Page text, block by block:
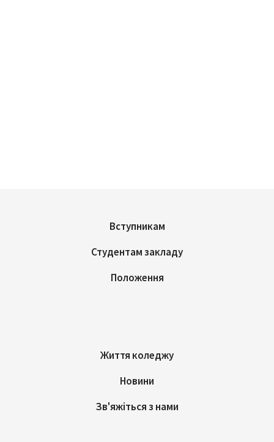
Вступникам
Студентам закладу
Положення
Життя коледжу
Новини
Зв'яжіться з нами